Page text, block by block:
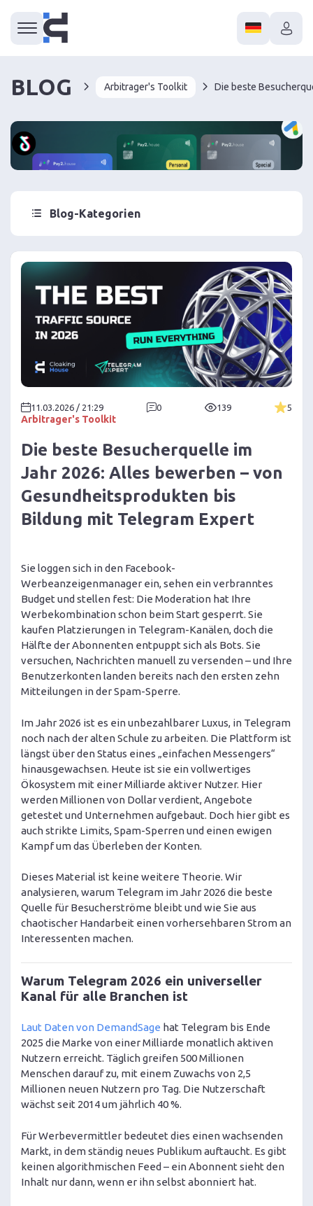
BLOG Arbitrager's Toolkit
Blog-Kategorien
Arbitrager's Toolkit
11.03.2026 / 21:29 0 139 5
Die beste Besucherquelle im
Jahr 2026: Alles bewerben – von
Gesundheitsprodukten bis
Bildung mit Telegram Expert
Sie loggen sich in den Facebook-
Werbeanzeigenmanager ein, sehen ein verbranntes
Budget und stellen fest: Die Moderation hat Ihre
Werbekombination schon beim Start gesperrt. Sie
kaufen Platzierungen in Telegram-Kanälen, doch die
Hälfte der Abonnenten entpuppt sich als Bots. Sie
versuchen, Nachrichten manuell zu versenden – und Ihre
Benutzerkonten landen bereits nach den ersten zehn
Mitteilungen in der Spam-Sperre.
Im Jahr 2026 ist es ein unbezahlbarer Luxus, in Telegram
noch nach der alten Schule zu arbeiten. Die Plattform ist
längst über den Status eines „einfachen Messengers“
hinausgewachsen. Heute ist sie ein vollwertiges
Ökosystem mit einer Milliarde aktiver Nutzer. Hier
werden Millionen von Dollar verdient, Angebote
getestet und Unternehmen aufgebaut. Doch hier gibt es
auch strikte Limits, Spam-Sperren und einen ewigen
Kampf um das Überleben der Konten.
Dieses Material ist keine weitere Theorie. Wir
analysieren, warum Telegram im Jahr 2026 die beste
Quelle für Besucherströme bleibt und wie Sie aus
chaotischer Handarbeit einen vorhersehbaren Strom an
Interessenten machen.
Warum Telegram 2026 ein universeller
Kanal für alle Branchen ist
Laut Daten von DemandSage hat Telegram bis Ende
2025 die Marke von einer Milliarde monatlich aktiven
Nutzern erreicht. Täglich greifen 500 Millionen
Menschen darauf zu, mit einem Zuwachs von 2,5
Millionen neuen Nutzern pro Tag. Die Nutzerschaft
wächst seit 2014 um jährlich 40 %.
Für Werbevermittler bedeutet dies einen wachsenden
Markt, in dem ständig neues Publikum auftaucht. Es gibt
keinen algorithmischen Feed – ein Abonnent sieht den
Inhalt nur dann, wenn er ihn selbst abonniert hat.